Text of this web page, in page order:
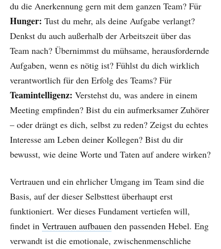
du die Anerkennung gern mit dem ganzen Team? Für
Hunger: Tust du mehr, als deine Aufgabe verlangt?
Denkst du auch außerhalb der Arbeitszeit über das
Team nach? Übernimmst du mühsame, herausfordernde
Aufgaben, wenn es nötig ist? Fühlst du dich wirklich
verantwortlich für den Erfolg des Teams? Für
Teamintelligenz: Verstehst du, was andere in einem
Meeting empfinden? Bist du ein aufmerksamer Zuhörer
– oder drängt es dich, selbst zu reden? Zeigst du echtes
Interesse am Leben deiner Kollegen? Bist du dir
bewusst, wie deine Worte und Taten auf andere wirken?
Vertrauen und ein ehrlicher Umgang im Team sind die
Basis, auf der dieser Selbsttest überhaupt erst
funktioniert. Wer dieses Fundament vertiefen will,
findet in Vertrauen aufbauen den passenden Hebel. Eng
verwandt ist die emotionale, zwischenmenschliche